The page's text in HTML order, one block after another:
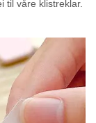
til våre klistreklar.